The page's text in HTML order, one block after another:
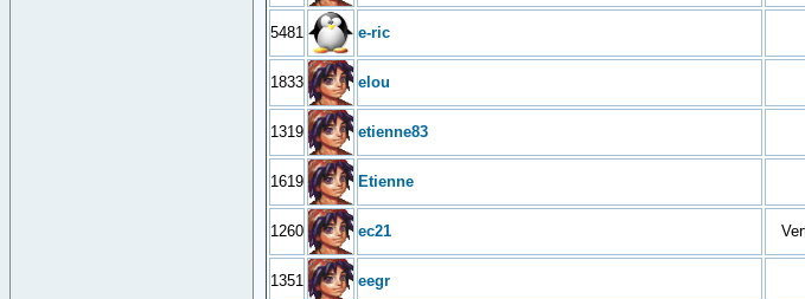
5481 e-ric
1833 elou
1319 etienne83
1619 Etienne
1260 ec21
1351 eegr